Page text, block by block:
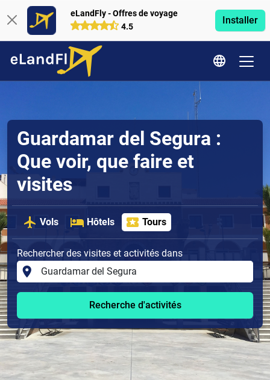
eLandFly - Offres de voyage
4.5
Installer
Guardamar del Segura :
Que voir, que faire et
visites
Vols Hôtels Tours
Rechercher des visites et activités dans
Recherche d'activités